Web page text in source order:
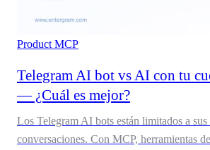
Product MCP
Telegram AI bot vs AI con tu
— ¿Cuál es mejor?
Los Telegram AI bots están limitados a sus
conversaciones. Con MCP, herramientas